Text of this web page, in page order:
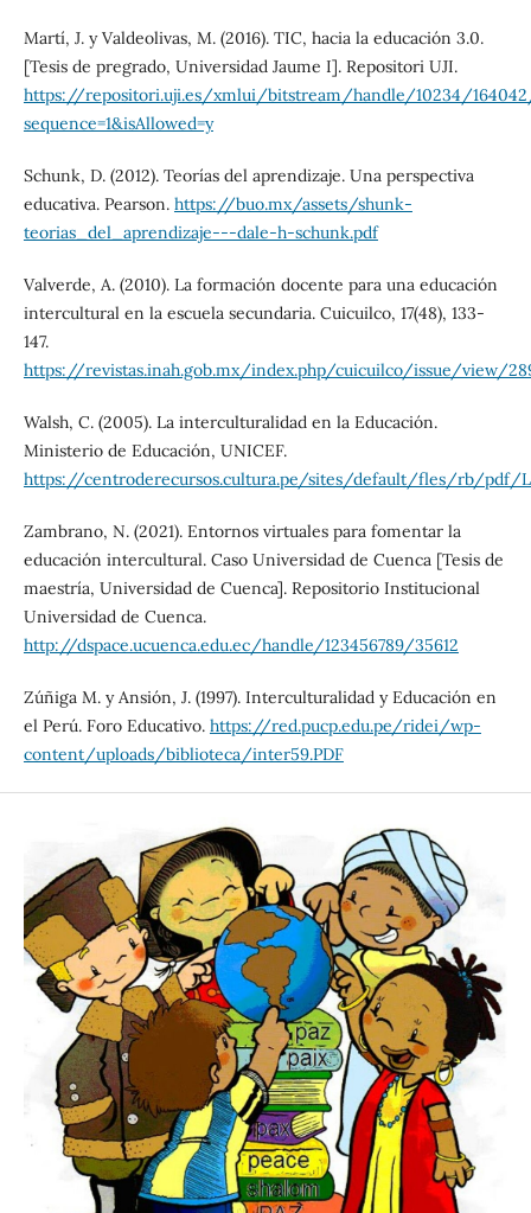
Martí, J. y Valdeolivas, M. (2016). TIC, hacia la educación 3.0.
[Tesis de pregrado, Universidad Jaume I]. Repositori UJI.
https://repositori.uji.es/xmlui/bitstream/handle/10234/164042/
sequence=1&isAllowed=y
Schunk, D. (2012). Teorías del aprendizaje. Una perspectiva
educativa. Pearson. https://buo.mx/assets/shunk-
teorias_del_aprendizaje---dale-h-schunk.pdf
Valverde, A. (2010). La formación docente para una educación
intercultural en la escuela secundaria. Cuicuilco, 17(48), 133-
147.
https://revistas.inah.gob.mx/index.php/cuicuilco/issue/view/
Walsh, C. (2005). La interculturalidad en la Educación.
Ministerio de Educación, UNICEF.
https://centroderecursos.cultura.pe/sites/default/fles/rb/pdf/
Zambrano, N. (2021). Entornos virtuales para fomentar la
educación intercultural. Caso Universidad de Cuenca [Tesis de
maestría, Universidad de Cuenca]. Repositorio Institucional
Universidad de Cuenca.
http://dspace.ucuenca.edu.ec/handle/123456789/35612
Zúñiga M. y Ansión, J. (1997). Interculturalidad y Educación en
el Perú. Foro Educativo. https://red.pucp.edu.pe/ridei/wp-
content/uploads/biblioteca/inter59.PDF